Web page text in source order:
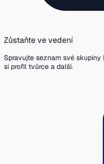
Zůstaňte ve vedení
Spravujte seznam své
si profil tvůrce a další.